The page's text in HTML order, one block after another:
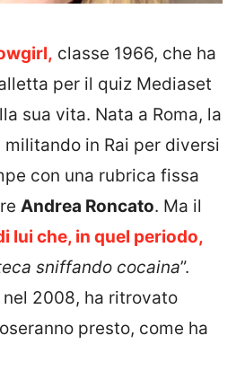
classe 1966, che ha
per il quiz Mediaset
sua vita. Nata a Roma, la
in Rai per diversi
con una rubrica fissa
Andrea Roncato. Ma il
lui che, in quel periodo,
sniffando cocaina”.
nel 2008, ha ritrovato
presto, come ha